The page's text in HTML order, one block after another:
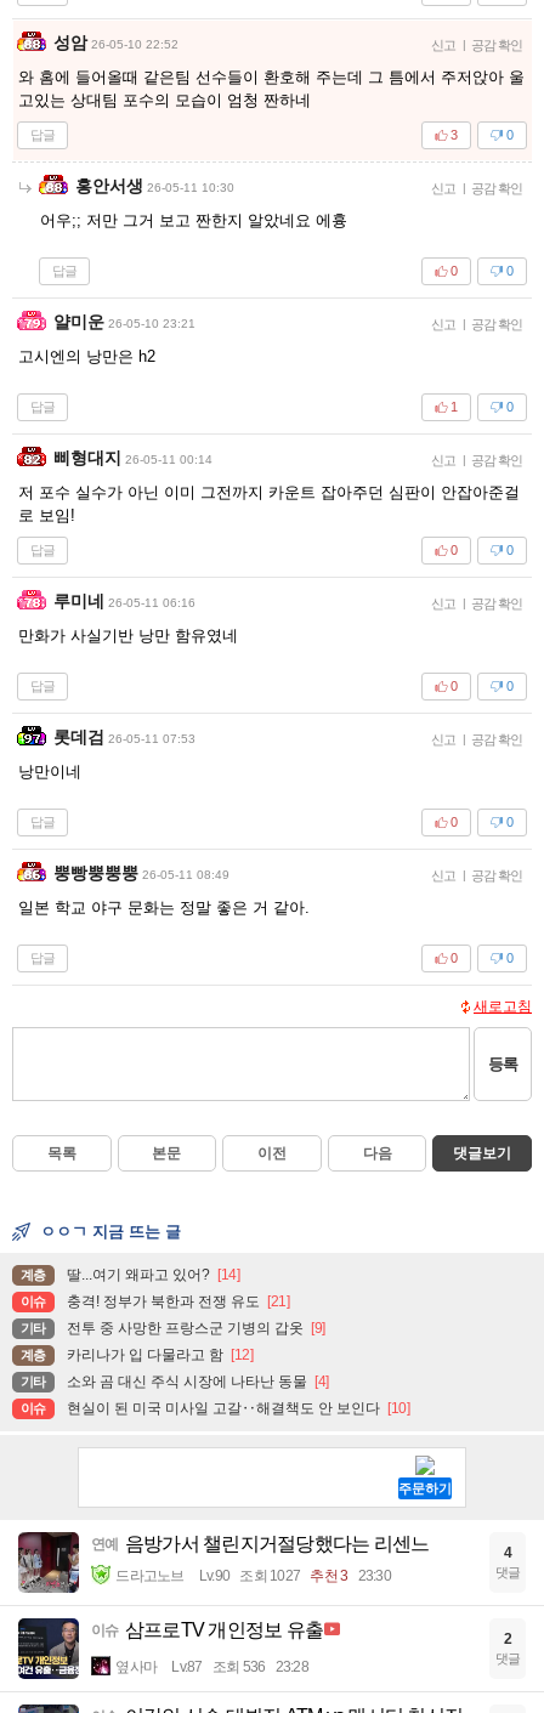
성암 26-05-10 22:52 신고 | 공감 확인
와 홈에 들어올때 같은팀 선수들이 환호해 주는데 그 틈에서 주저앉아 울
고있는 상대팀 포수의 모습이 엄청 짠하네
답글 0
3
홍안서생 26-05-11 10:30 신고 | 공감 확인
어우;; 저만 그거 보고 짠한지 알았네요 에흉
답글 0
0
얄미운 26-05-10 23:21 신고 | 공감 확인
고시엔의 낭만은 h2
답글 0
1
삐형대지 26-05-11 00:14 신고 | 공감 확인
저 포수 실수가 아닌 이미 그전까지 카운트 잡아주던 심판이 안잡아준걸
로 보임!
답글 0
0
루미네 26-05-11 06:16 신고 | 공감 확인
만화가 사실기반 낭만 함유였네
답글 0
0
롯데검 26-05-11 07:53 신고 | 공감 확인
낭만이네
답글 0
0
뿡빵뿡뿡뿡 26-05-11 08:49 신고 | 공감 확인
일본 학교 야구 문화는 정말 좋은 거 같아.
답글 0
0
새로고침
등록
목록 본문 이전 다음 댓글보기
ㅇㅇㄱ 지금 뜨는 글
계층 딸...여기 왜파고 있어? [14]
이슈 충격! 정부가 북한과 전쟁 유도 [21]
기타 전투 중 사망한 프랑스군 기병의 갑옷 [9]
계층 카리나가 입 다물라고 함 [12]
기타 소와 곰 대신 주식 시장에 나타난 동물 [4]
이슈 현실이 된 미국 미사일 고갈‥해결책도 안 보인다 [10]
연예 음방가서 챌린지거절당했다는 리센느
드라고노브 Lv.90 조회 1027 추천 3 23:30
4
댓글
이슈 삼프로TV 개인정보 유출
옆사마 Lv.87 조회 536 23:28
2
댓글